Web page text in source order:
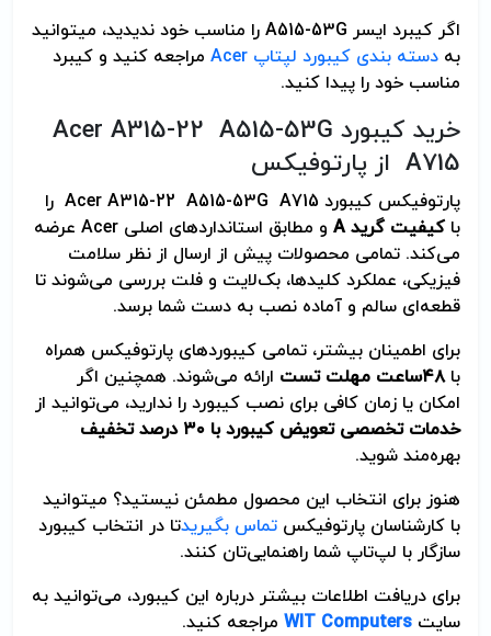
اگر کیبرد ایسر A515-53G را مناسب خود ندیدید، می­توانید
به دسته بندی کیبورد لپتاپ Acer مراجعه کنید و کیبرد
مناسب خود را پیدا کنید.
خرید کیبورد Acer A315-22 A515-53G
A715 از پارتوفیکس
پارتوفیکس کیبورد Acer A315-22 A515-53G A715 را
باکیفیت گریدA
و مطابق استانداردهای اصلی Acer عرضه
می‌کند. تمامی محصولات پیش از ارسال از نظر سلامت
فیزیکی، عملکرد کلیدها، بک‌لایت و فلت بررسی می‌شوند تا
قطعه‌ای سالم و آماده نصب به دست شما برسد.
برای اطمینان بیشتر، تمامی کیبوردهای پارتوفیکس همراه
با۴۸ساعت مهلت تست ارائه می‌شوند. همچنین اگر
امکان یا زمان کافی برای نصب کیبورد را ندارید، می‌توانید از
خدمات تخصصی تعویض کیبورد با ۳۰ درصد تخفیف
بهره‌مند شوید.
هنوز برای انتخاب این محصول مطمئن نیستید؟ می­توانید
با کارشناسان پارتوفیکس تماس بگیریدتا در انتخاب کیبورد
سازگار با لپ‌تاپ شما راهنمایی‌تان کنند.
برای دریافت اطلاعات بیشتر درباره این کیبورد، می‌توانید به
سایت WIT Computers مراجعه کنید.